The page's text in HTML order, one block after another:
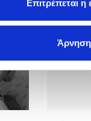
Επιτρέπεται η
Άρνηση